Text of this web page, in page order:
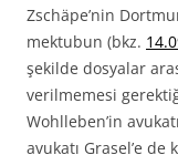
Zschäpe’nin
mektubun (bkz.
şekilde dosyalar
verilmemesi
Wohlleben’in
avukatı Grasel’e de